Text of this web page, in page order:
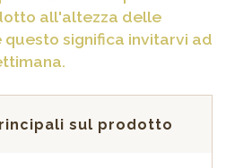
all'altezza delle
significa invitarvi ad
sul prodotto